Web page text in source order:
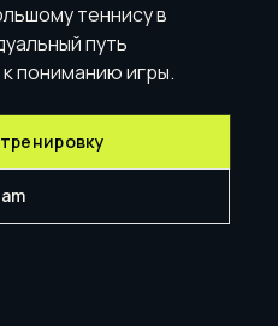
теннису в
путь
пониманию игры.